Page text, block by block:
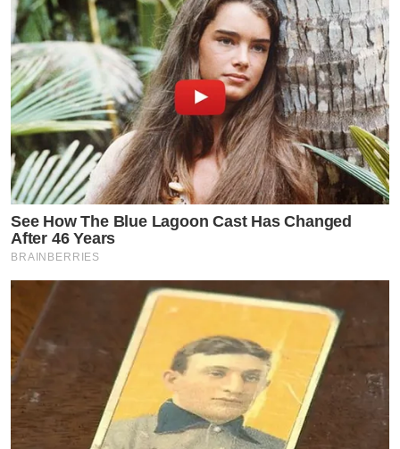
See How The Blue Lagoon Cast Has Changed
After 46 Years
BRAINBERRIES